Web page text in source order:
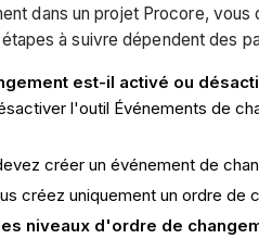
dans un projet Procore,
à suivre dépendent des
est-il activé ou
l'outil Événements de
créer un événement de
créez uniquement un ordre de
niveaux d'ordre de